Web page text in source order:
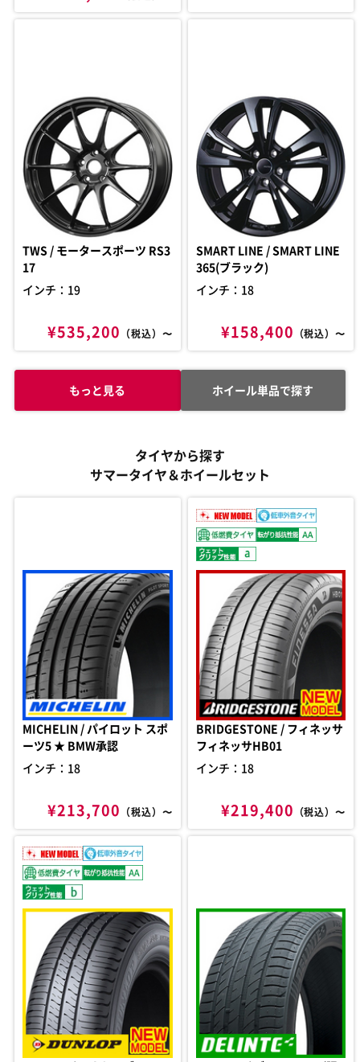
タイヤから探す
サマータイヤ＆ホイールセット
MICHELIN / パイロット スポ
ーツ5 ★ BMW承認
インチ：18
¥213,700 （税込）〜
BRIDGESTONE / フィネッサ
フィネッサHB01
インチ：18
¥219,400 （税込）〜
TWS / モータースポーツ RS3
17
インチ：19
¥535,200 （税込）〜
SMART LINE / SMART LINE
365(ブラック)
インチ：18
¥158,400 （税込）〜
もっと見る ホイール単品で探す